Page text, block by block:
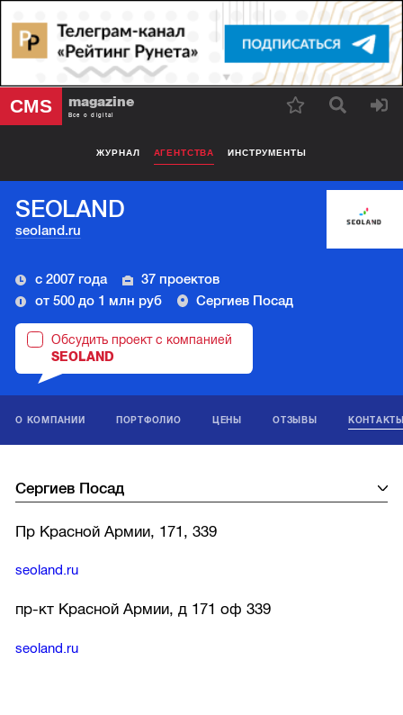
CMS magazine
Все о digital
ЖУРНАЛ АГЕНТСТВА ИНСТРУМЕНТЫ
SEOLAND
seoland.ru
с 2007 года
37 проектов
от 500 до 1 млн руб
Сергиев Посад
Обсудить проект с компанией
SEOLAND
О КОМПАНИИ ПОРТФОЛИО ЦЕНЫ ОТЗЫВЫ
Пр Красной Армии, 171, 339
seoland.ru
пр-кт Красной Армии, д 171 оф 339
seoland.ru